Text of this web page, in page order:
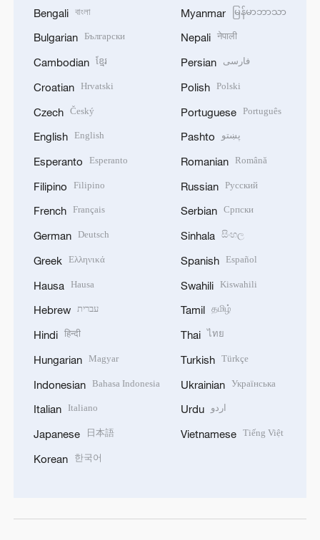
Bengali বাংলা
Bulgarian Български
Cambodian ខ្មែរ
Croatian Hrvatski
Czech Český
English English
Esperanto Esperanto
Filipino Filipino
French Français
German Deutsch
Greek Ελληνικά
Hausa Hausa
Hebrew עברית
Hindi हिन्दी
Hungarian Magyar
Indonesian Bahasa Indonesia
Italian Italiano
Japanese 日本語
Korean 한국어
Myanmar မြန်မာဘာသာ
Nepali नेपाली
Persian فارسی
Polish Polski
Portuguese Português
Pashto پښتو
Romanian Română
Russian Русский
Serbian Српски
Sinhala සිංහල
Spanish Español
Swahili Kiswahili
Tamil தமிழ்
Thai ไทย
Turkish Türkçe
Ukrainian Українська
Urdu اردو
Vietnamese Tiếng Việt